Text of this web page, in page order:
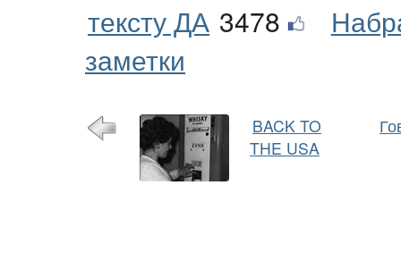
тексту ДА 3478
заметки
BACK TO
THE USA